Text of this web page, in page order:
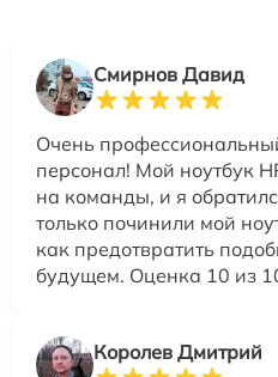
Смирнов Давид
Очень
персонал! Мой ноутбук
на команды, и я
только починили мой
как предотвратить
будущем. Оценка 10 из
Королев Дмитрий